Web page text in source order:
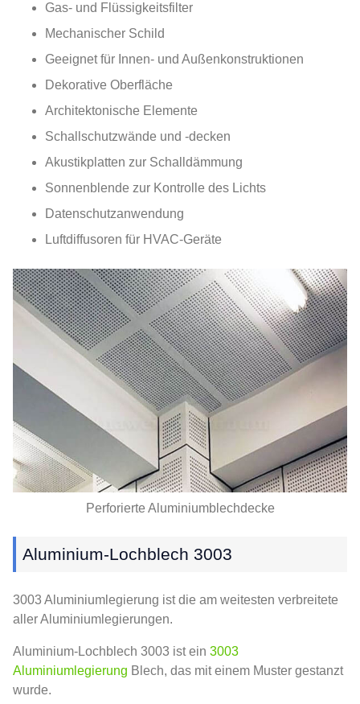
Gas- und Flüssigkeitsfilter
Mechanischer Schild
Geeignet für Innen- und Außenkonstruktionen
Dekorative Oberfläche
Architektonische Elemente
Schallschutzwände und -decken
Akustikplatten zur Schalldämmung
Sonnenblende zur Kontrolle des Lichts
Datenschutzanwendung
Luftdiffusoren für HVAC-Geräte
Perforierte Aluminiumblechdecke
Aluminium-Lochblech 3003
3003 Aluminiumlegierung ist die am weitesten verbreitete
aller Aluminiumlegierungen.
Aluminium-Lochblech 3003 ist ein 3003
Aluminiumlegierung Blech, das mit einem Muster gestanzt
wurde.